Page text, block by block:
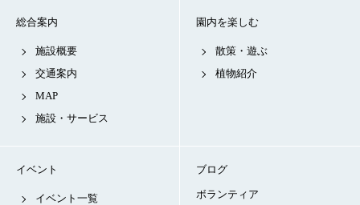
総合案内
施設概要
交通案内
MAP
施設・サービス
園内を楽しむ
散策・遊ぶ
植物紹介
イベント
イベント一覧
ブログ
ボランティア